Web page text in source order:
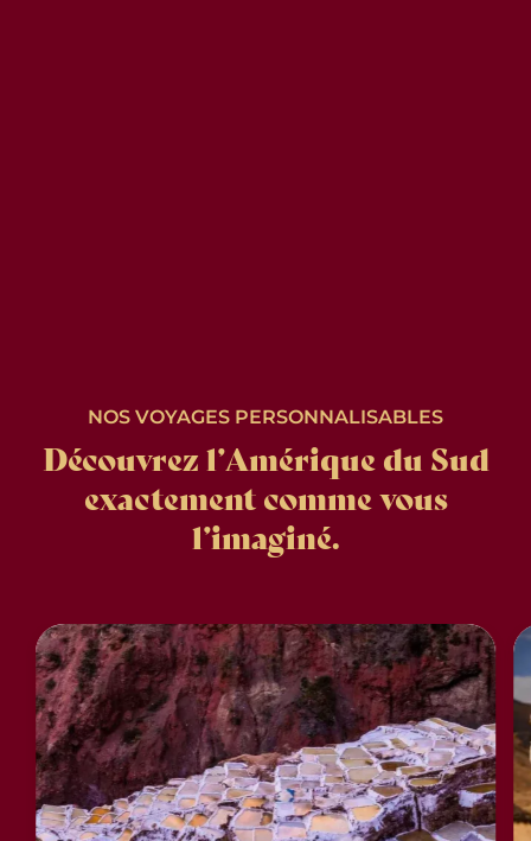
NOS VOYAGES PERSONNALISABLES
Découvrez l’Amérique du Sud
exactement comme vous
l’imaginé.